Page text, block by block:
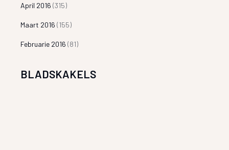
April 2016 (315)
Maart 2016 (155)
Februarie 2016 (81)
BLADSKAKELS